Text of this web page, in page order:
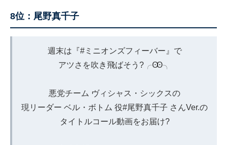
8位：尾野真千子
週末は『#ミニオンズフィーバー 』で
アツさを吹き飛ばそう?╭Ꙭ╮
悪党チーム ヴィシャス・シックスの
現リーダー ベル・ボトム 役#尾野真千子 さんVer.の
タイトルコール動画をお届け?